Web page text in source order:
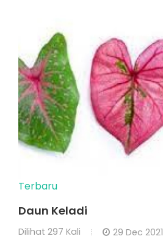
Terbaru
Daun Keladi
Dilihat 297 Kali 29 Dec 2021